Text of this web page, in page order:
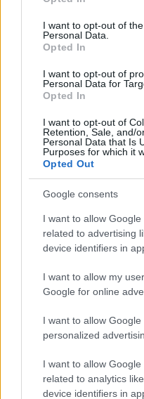
use your data for below
consent section.
I want to opt-out of
Personal Data.
Opted In
I want to opt-out of
Personal Data for
Opted In
I want to opt-out of
Retention, Sale, and/
Personal Data that Is
Purposes for which it
Opted Out
Google consents
I want to allow
related to advertising
device identifiers in
I want to allow my
Google for online
I want to allow
personalized
I want to allow
related to analytics
device identifiers in
This
modal
window.
The media could
is
„Ő egy érzelmes és
mindig meg fogja
szerintem sokkal
mint korábban volt” –
EZEKET IS
FORMA-1
nyári